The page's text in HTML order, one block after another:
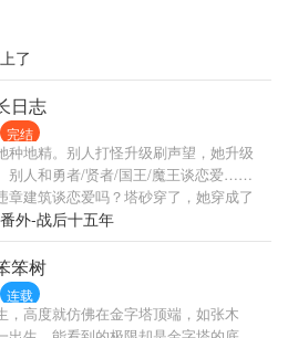
份崛起，一步步走入旋涡的中心，摘下
了
日志
完结
种地精。别人打怪升级刷声望，她升级
别人和勇者/贤者/国王/魔王谈恋爱……
章建筑谈恋爱吗？塔砂穿了，她穿成了
的地下城。对，就是游戏里养着一个怪
着宝箱，等着英雄来刷的那种。位面战
，空间裂缝斩断了神界、深渊和人间的
灵早已离开了大陆，移山倒海的英雄已
滞在人间的异类与混血都成了丧家之
帝国膨胀到顶峰的时刻，一座可能联通
外-战后十五年
笨树
连载
，高度就仿佛在金字塔顶端，如张木